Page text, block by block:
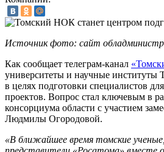
Источник фото: сайт
Как сообщает телеграм-канал
университеты и научные институты
в целях подготовки специалистов
проектов. Вопрос стал ключевым в
консорциума области с участием
Людмилы Огородовой.
«В ближайшее время томские